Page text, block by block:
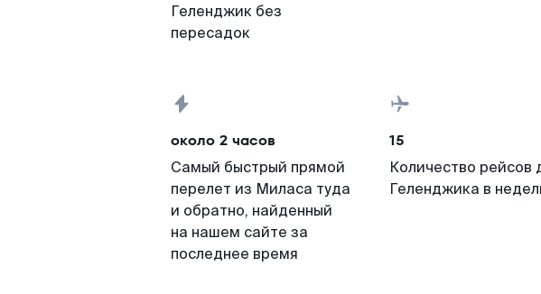
Геленджик без
пересадок
около 2 часов
Самый быстрый прямой
перелет из Миласа туда
и обратно, найденный
на нашем сайте за
последнее время
15
Количество рейсов
Геленджика в